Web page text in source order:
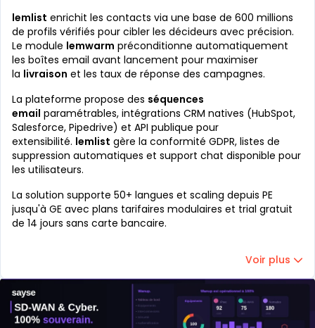
lemlist enrichit les contacts via une base de 600 millions
de profils vérifiés pour cibler les décideurs avec précision.
Le module lemwarm préconditionne automatiquement
les boîtes email avant lancement pour maximiser
la livraison et les taux de réponse des campagnes.
La plateforme propose des séquences
email paramétrables, intégrations CRM natives (HubSpot,
Salesforce, Pipedrive) et API publique pour
extensibilité. lemlist gère la conformité GDPR, listes de
suppression automatiques et support chat disponible pour
les utilisateurs.
La solution supporte 50+ langues et scaling depuis PE
jusqu'à GE avec plans tarifaires modulaires et trial gratuit
de 14 jours sans carte bancaire.
Voir plus